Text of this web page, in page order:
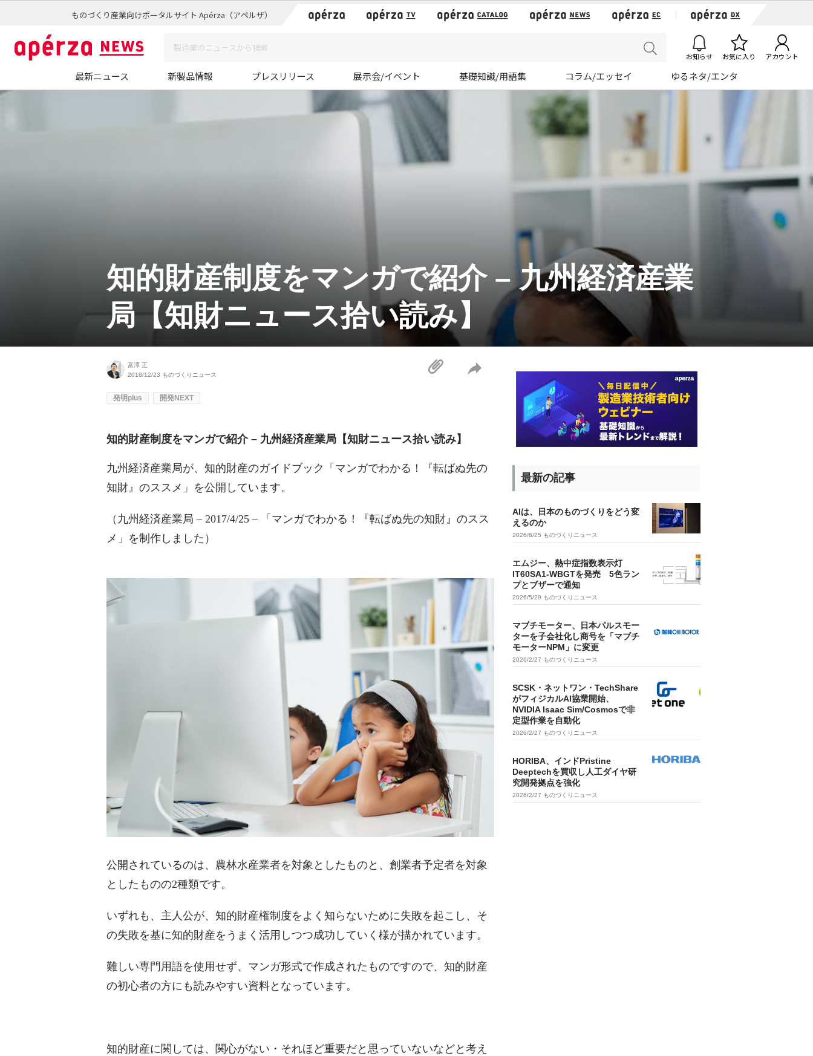
ものづくり産業向けポータルサイト Apérza（アペルザ）
お知らせ お気に入り アカウント
最新ニュース 新製品情報 プレスリリース 展示会/イベント 基礎知識/用語集 コラム/エッセイ ゆるネタ/エンタ
知的財産制度をマンガで紹介 – 九州経済産業
局【知財ニュース拾い読み】
富澤 正
2018/12/23 ものづくりニュース
発明plus 開発NEXT
知的財産制度をマンガで紹介 – 九州経済産業局【知財ニュース拾い読み】
九州経済産業局が、知的財産のガイドブック「マンガでわかる！『転ばぬ先の
知財』のススメ」を公開しています。
（ 九州経済産業局 – 2017/4/25 –
「マンガでわかる！『転ばぬ先の知財』のスス
メ」を制作しました）
公開されているのは、 農林水産業者を対象としたものと、 創業者予定者を対象
としたものの2種類です。
いずれも、主人公が、知的財産権制度をよく知らないために失敗を起こし、そ
の失敗を基に知的財産をうまく活用しつつ成功していく様が描かれています。
難しい専門用語を使用せず、マンガ形式で作成されたものですので、知的財産
の初心者の方にも読みやすい資料となっています。
知的財産に関しては、関心がない・それほど重要だと思っていないなどと考え
最新の記事
AIは、日本のものづくりをどう変
えるのか
2026/6/25 ものづくりニュース
エムジー、熱中症指数表示灯
IT60SA1-WBGTを発売 5色ラン
プとブザーで通知
2026/5/29 ものづくりニュース
マブチモーター、日本パルスモー
ターを子会社化し商号を「マブチ
モーターNPM」に変更
2026/2/27 ものづくりニュース
SCSK・ネットワン・TechShare
がフィジカルAI協業開始、
NVIDIA Isaac Sim/Cosmosで非
定型作業を自動化
2026/2/27 ものづくりニュース
HORIBA、インドPristine
Deeptechを買収し人工ダイヤ研
究開発拠点を強化
2026/2/27 ものづくりニュース